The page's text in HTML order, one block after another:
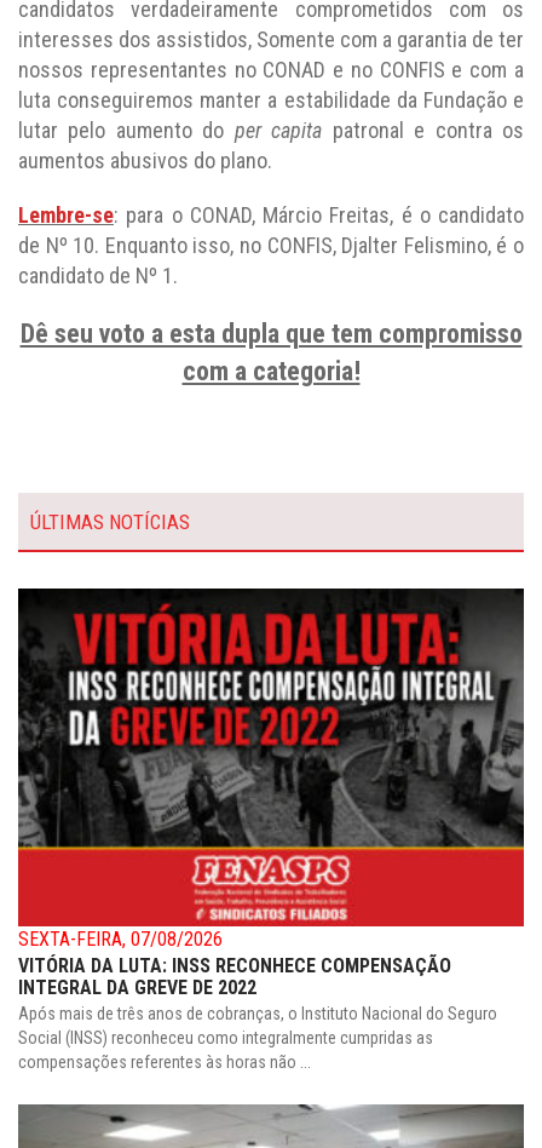
candidatos verdadeiramente comprometidos com os
interesses dos assistidos, Somente com a garantia de ter
nossos representantes no CONAD e no CONFIS e com a
luta conseguiremos manter a estabilidade da Fundação e
lutar pelo aumento do per capita patronal e contra os
aumentos abusivos do plano.
Lembre-se: para o CONAD, Márcio Freitas, é o candidato
de Nº 10. Enquanto isso, no CONFIS, Djalter Felismino, é o
candidato de Nº 1.
Dê seu voto a esta dupla que tem compromisso
com a categoria!
ÚLTIMAS NOTÍCIAS
SEXTA-FEIRA, 07/08/2026
VITÓRIA DA LUTA: INSS RECONHECE COMPENSAÇÃO
INTEGRAL DA GREVE DE 2022
Após mais de três anos de cobranças, o Instituto Nacional do Seguro
Social (INSS) reconheceu como integralmente cumpridas as
compensações referentes às horas não ...